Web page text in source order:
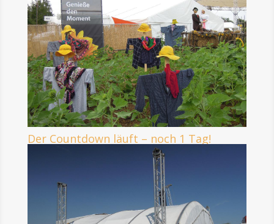
Der Countdown läuft – noch 1 Tag!